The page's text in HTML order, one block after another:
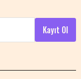
Kayıt Ol